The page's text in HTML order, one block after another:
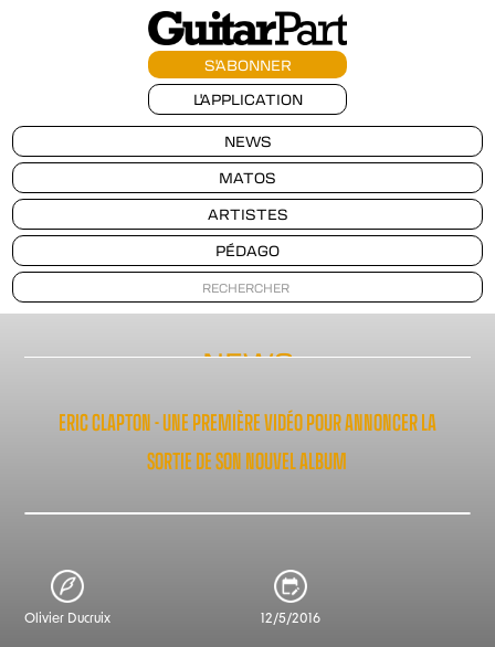
S'ABONNER
L'APPLICATION
NEWS
MATOS
ARTISTES
PÉDAGO
NEWS
ERIC CLAPTON - UNE PREMIÈRE VIDÉO POUR ANNONCER LA
SORTIE DE SON NOUVEL ALBUM
Olivier Ducruix 12/5/2016